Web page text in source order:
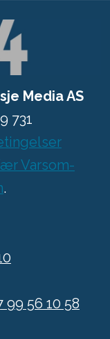
Media AS
731
Varsom-
.
99 56 10 58